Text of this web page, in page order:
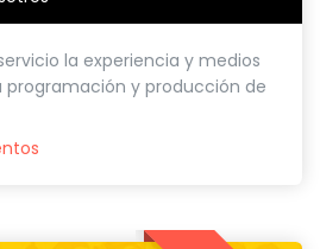
la experiencia y medios
programación y producción de